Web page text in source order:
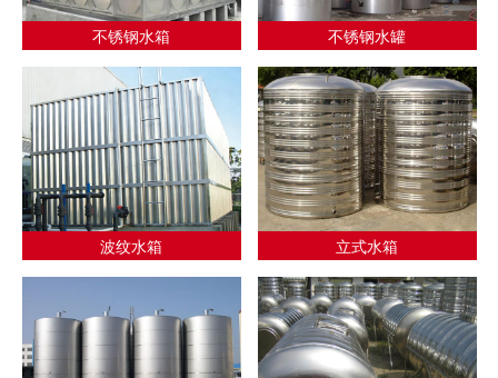
不锈钢水箱 不锈钢水罐
波纹水箱 立式水箱